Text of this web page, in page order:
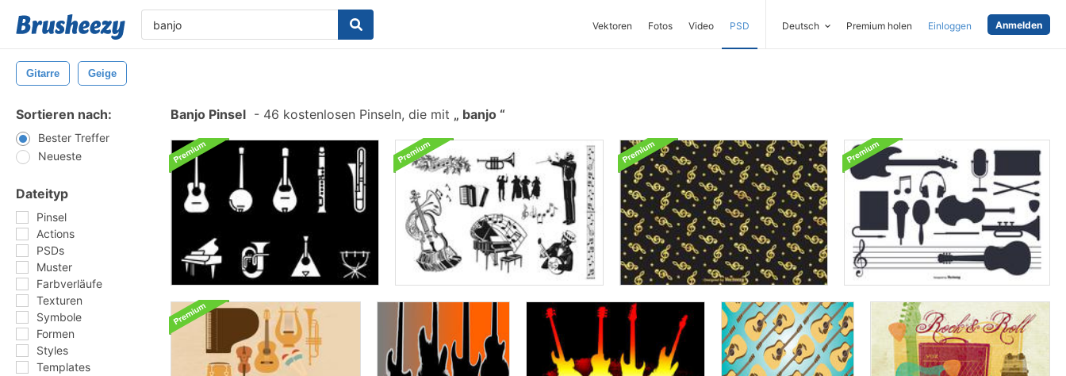
Vektoren Fotos Video PSD Deutsch Premium holen Einloggen Anmelden
Gitarre Geige
Sortieren nach:
Bester Treffer
Neueste
Dateityp
Pinsel
Actions
PSDs
Muster
Farbverläufe
Texturen
Symbole
Formen
Styles
Templates
Banjo Pinsel - 46 kostenlosen Pinseln, die mit banjo